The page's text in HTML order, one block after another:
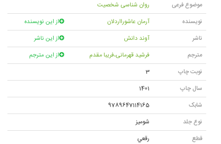
موضوع فرعی
روان شناسی شخصیت
نویسنده
آرمان عاشورااردلان
از این نویسنده
ناشر
آوند دانش
از این ناشر
مترجم
فرشید قهرمانی،فریبا مقدم
از این مترجم
نوبت چاپ
3
سال چاپ
1401
شابک
9789647114165
نوع جلد
شوميز
قطع
رقعي